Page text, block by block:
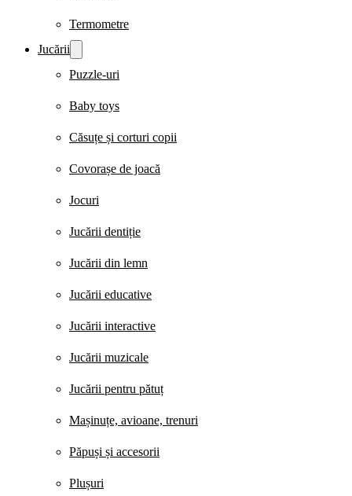
Termometre
Jucării
Puzzle-uri
Baby toys
Căsuțe și corturi copii
Covorașe de joacă
Jocuri
Jucării dentiție
Jucării din lemn
Jucării educative
Jucării interactive
Jucării muzicale
Jucării pentru pătuț
Mașinuțe, avioane, trenuri
Păpuși și accesorii
Plușuri